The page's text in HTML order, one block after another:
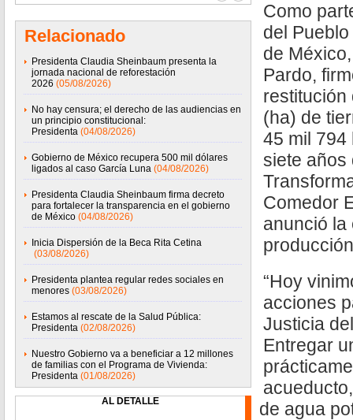
Relacionado
Presidenta Claudia Sheinbaum presenta la
jornada nacional de reforestación
2026 (05/08/2026)
No hay censura; el derecho de las audiencias en
un principio constitucional:
Presidenta (04/08/2026)
Gobierno de México recupera 500 mil dólares
ligados al caso García Luna (04/08/2026)
Presidenta Claudia Sheinbaum firma decreto
para fortalecer la transparencia en el gobierno
de México (04/08/2026)
Inicia Dispersión de la Beca Rita Cetina
(03/08/2026)
Presidenta plantea regular redes sociales en
menores (03/08/2026)
Estamos al rescate de la Salud Pública:
Presidenta (02/08/2026)
Nuestro Gobierno va a beneficiar a 12 millones
de familias con el Programa de Vivienda:
Presidenta (01/08/2026)
AL DETALLE
Como
del
de
Pardo,
restitución
(ha) de
45 mil 794
siete años
Comedor
anunció la
“Hoy
acciones
Justicia
Entregar
de agua